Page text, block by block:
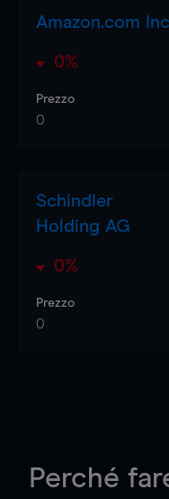
Amazon.com Inc
0%
Prezzo
0
Schindler
Holding AG
0%
Prezzo
0
Perché